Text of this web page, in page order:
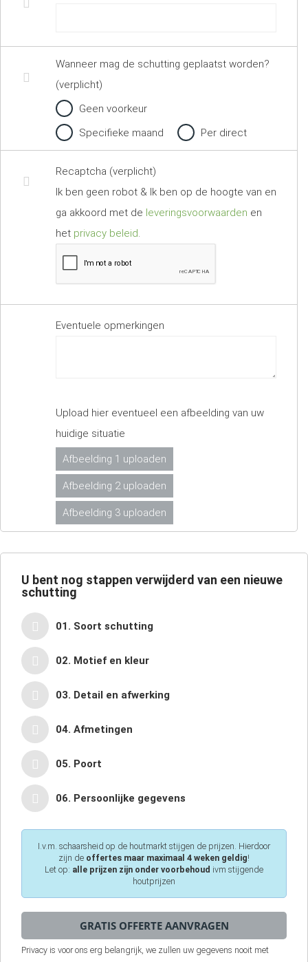
Wanneer mag de schutting geplaatst worden?
(verplicht)
Geen voorkeur
Specifieke maand
Per direct
Recaptcha (verplicht)
Ik ben geen robot & Ik ben op de hoogte van en
ga akkoord met de leveringsvoorwaarden en
het privacy beleid.
Eventuele opmerkingen
Upload hier eventueel een afbeelding van uw
huidige situatie
Afbeelding 1 uploaden
Afbeelding 2 uploaden
Afbeelding 3 uploaden
U bent nog stappen verwijderd van een nieuwe
schutting
01. Soort schutting
02. Motief en kleur
03. Detail en afwerking
04. Afmetingen
05. Poort
06. Persoonlijke gegevens
I.v.m. schaarsheid op de houtmarkt stijgen de prijzen. Hierdoor
zijn de offertes maar maximaal 4 weken geldig!
Let op: alle prijzen zijn onder voorbehoud ivm stijgende
houtprijzen
Privacy is voor ons erg belangrijk, we zullen uw gegevens nooit met